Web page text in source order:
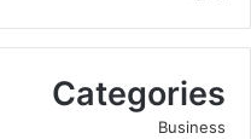
Categories
Business